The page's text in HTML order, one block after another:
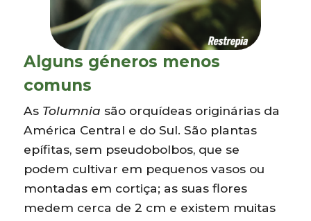
Alguns géneros menos
comuns
As Tolumnia são orquídeas originárias da
América Central e do Sul. São plantas
epífitas, sem pseudobolbos, que se
podem cultivar em pequenos vasos ou
montadas em cortiça; as suas flores
medem cerca de 2 cm e existem muitas